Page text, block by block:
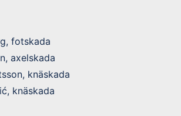
fotskada
axelskada
knäskada
knäskada